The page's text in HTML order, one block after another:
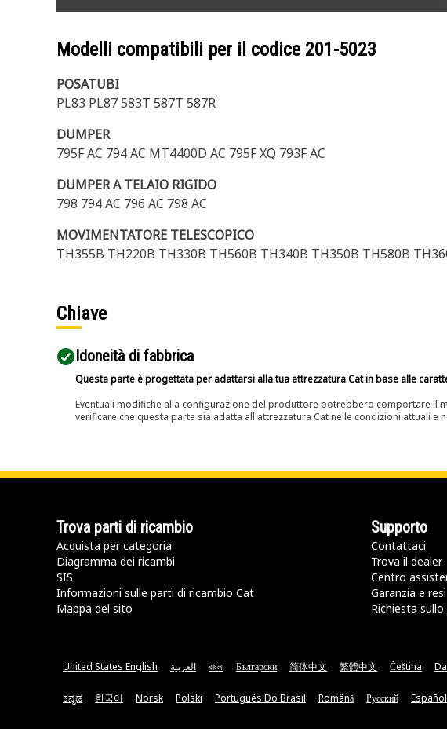
Modelli compatibili per il codice 201-5023
POSATUBI
PL83 PL87 583T 587T 587R
DUMPER
795F AC 794 AC MT4400D AC 795F XQ 793F AC
DUMPER A TELAIO RIGIDO
798 794 AC 796 AC 798 AC
MOVIMENTATORE TELESCOPICO
TH355B TH220B TH330B TH560B TH340B TH350B TH580B
Chiave
Idoneità di fabbrica
Questa parte è progettata per adattarsi alla tua attrezzatura Cat in base alle
Eventuali modifiche alla configurazione del produttore potrebbero comportare il
verificare che questa parte sia adatta all'attrezzatura Cat nelle condizioni attuali
Trova parti di ricambio
Acquista per categoria
Diagramma dei ricambi
SIS
Informazioni sulle parti di ricambio Cat
Mappa del sito
Supporto
Contattaci
Trova il dealer
Centro
Garanzia e resi
Richiesta
United States English العربية বাংলা Български 简体中文 繁體中文 Čeština
ಕನ್ನಡ 한국어 Norsk Polski Português Do Brasil Română Русский